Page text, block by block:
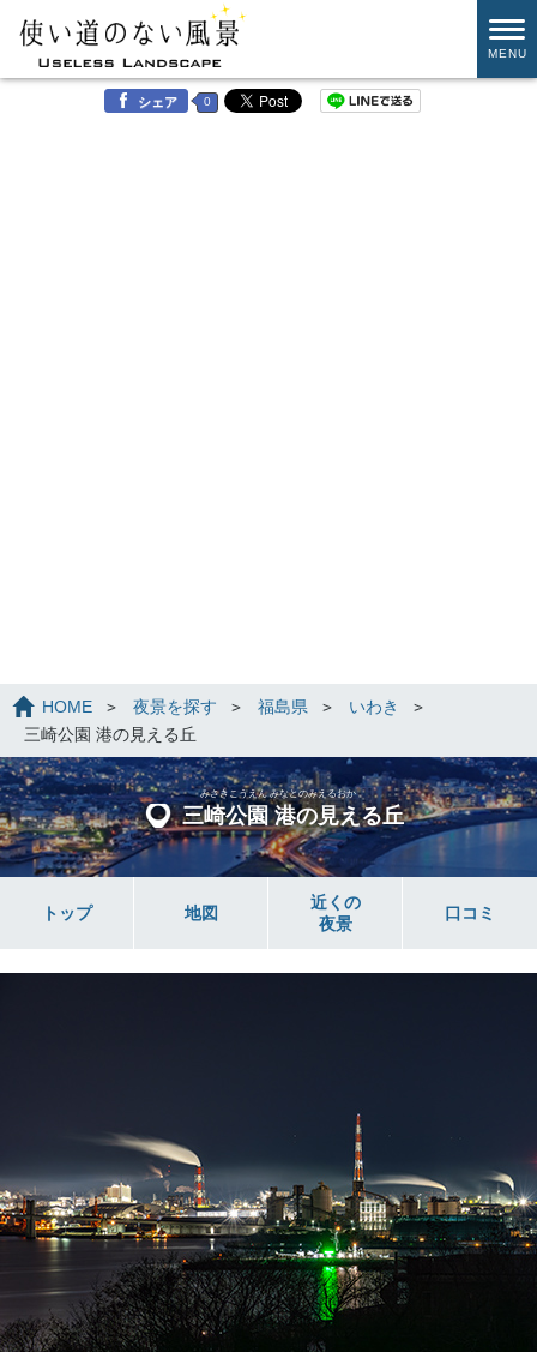
MENU
シェア 0
HOME 夜景を探す 福島県
いわき
三崎公園 港の見える丘
三崎公園 港の見える丘
みさきこうえん みなとのみえるおか
トップ 地図
近くの
夜景
口コミ